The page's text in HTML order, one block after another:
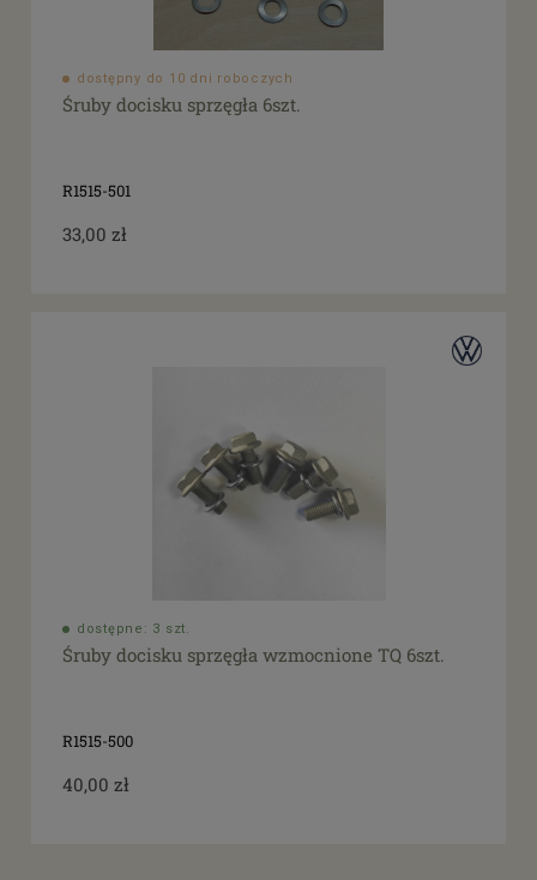
dostępny do 10 dni roboczych
Śruby docisku sprzęgła 6szt.
R1515-501
33,00 zł
dostępne: 3 szt.
Śruby docisku sprzęgła wzmocnione TQ 6szt.
R1515-500
40,00 zł